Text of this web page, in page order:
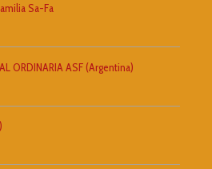
Sa-Fa
ORDINARIA ASF (Argentina)